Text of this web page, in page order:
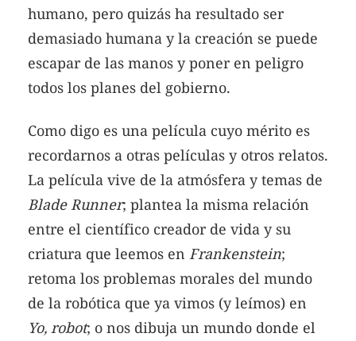
humano, pero quizás ha resultado ser
demasiado humana y la creación se puede
escapar de las manos y poner en peligro
todos los planes del gobierno.
Como digo es una película cuyo mérito es
recordarnos a otras películas y otros relatos.
La película vive de la atmósfera y temas de
Blade Runner; plantea la misma relación
entre el científico creador de vida y su
criatura que leemos en Frankenstein;
retoma los problemas morales del mundo
de la robótica que ya vimos (y leímos) en
Yo, robot; o nos dibuja un mundo donde el